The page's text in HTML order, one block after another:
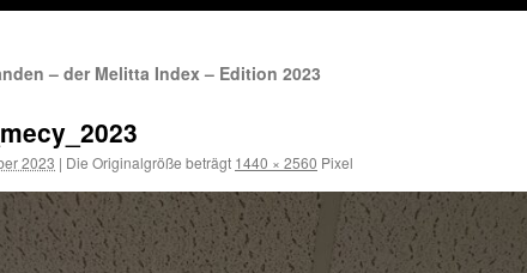
– der Melitta Index – Edition 2023
2023 | Die Originalgröße beträgt 1440 × 2560 Pixel